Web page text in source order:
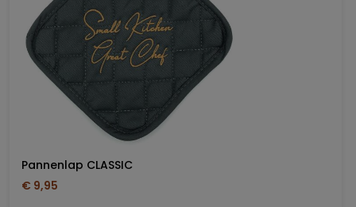
Pannenlap CLASSIC
€ 9,95